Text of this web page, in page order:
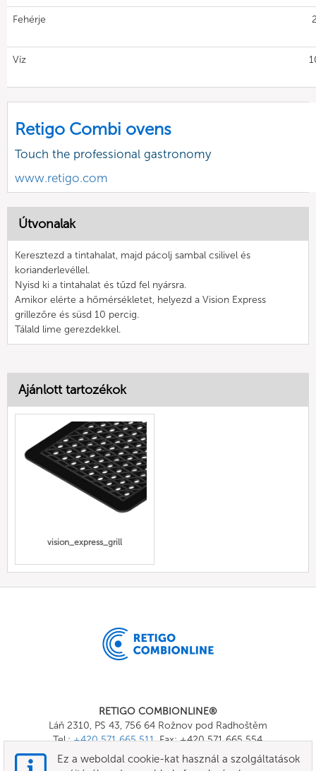
Fehérje
Víz
Retigo Combi ovens
Touch the professional gastronomy
www.retigo.com
Útvonalak
Keresztezd a tintahalat, majd pácolj sambal csilivel és
korianderlevéllel.
Nyisd ki a tintahalat és tűzd fel nyársra.
Amikor elérte a hőmérsékletet, helyezd a Vision Express
grillezőre és süsd 10 percig.
Tálald lime gerezdekkel.
Ajánlott tartozékok
vision_express_grill
RETIGO COMBIONLINE®
Láň 2310, PS 43, 756 64 Rožnov pod Radhoštěm
Tel.:+420 571 665 511, Fax: +420 571 665 554
E-mail: info@combionline.com
Ez a weboldal cookie-kat használ a szolgáltatások